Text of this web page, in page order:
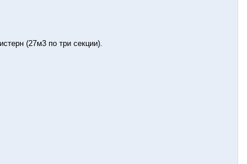
(27м3 по три секции).